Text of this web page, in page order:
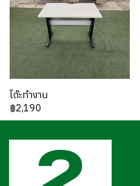
โต๊ะทำงาน
฿2,190